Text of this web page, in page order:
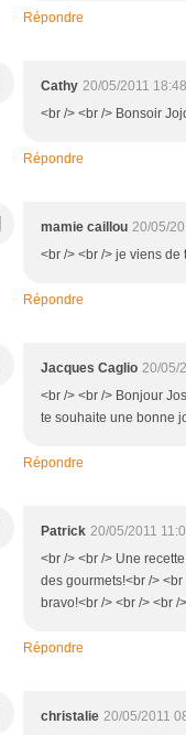
Répondre
Cathy 20/05/2011 18:48
<br /> <br /> Bonsoir
Répondre
mamie caillou 20/05/
<br /> <br /> je viens de
Répondre
Jacques Caglio 20/05/
<br /> <br /> Bonjour
te souhaite une bonne
Répondre
Patrick 20/05/2011
<br /> <br /> Une
des gourmets!<br />
bravo!<br /> <br /> <br /
Répondre
christalie 20/05/2011